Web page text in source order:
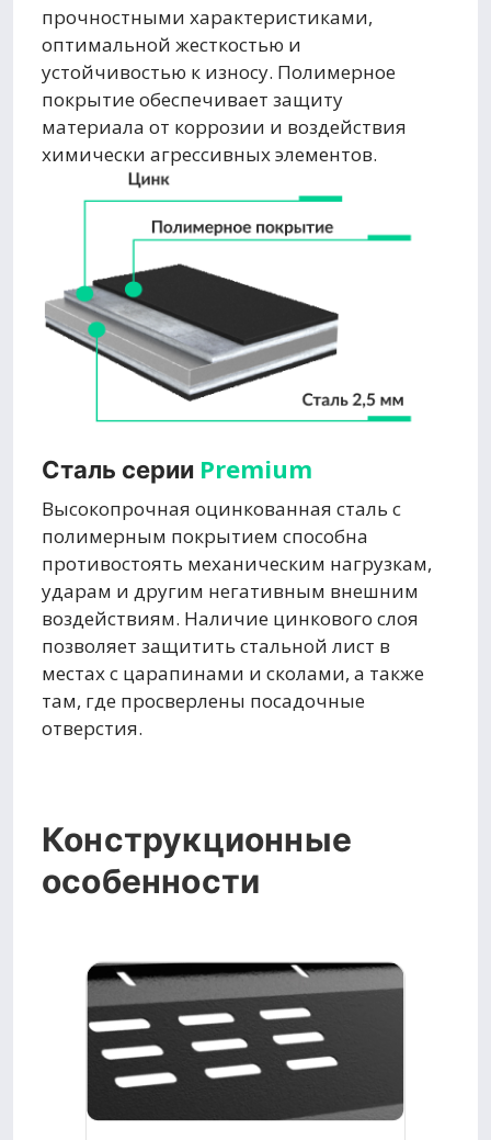
прочностными характеристиками,
оптимальной жесткостью и
устойчивостью к износу. Полимерное
покрытие обеспечивает защиту
материала от коррозии и воздействия
химически агрессивных элементов.
Сталь серии Premium
Высокопрочная оцинкованная сталь с
полимерным покрытием способна
противостоять механическим нагрузкам,
ударам и другим негативным внешним
воздействиям. Наличие цинкового слоя
позволяет защитить стальной лист в
местах с царапинами и сколами, а также
там, где просверлены посадочные
отверстия.
Конструкционные
особенности